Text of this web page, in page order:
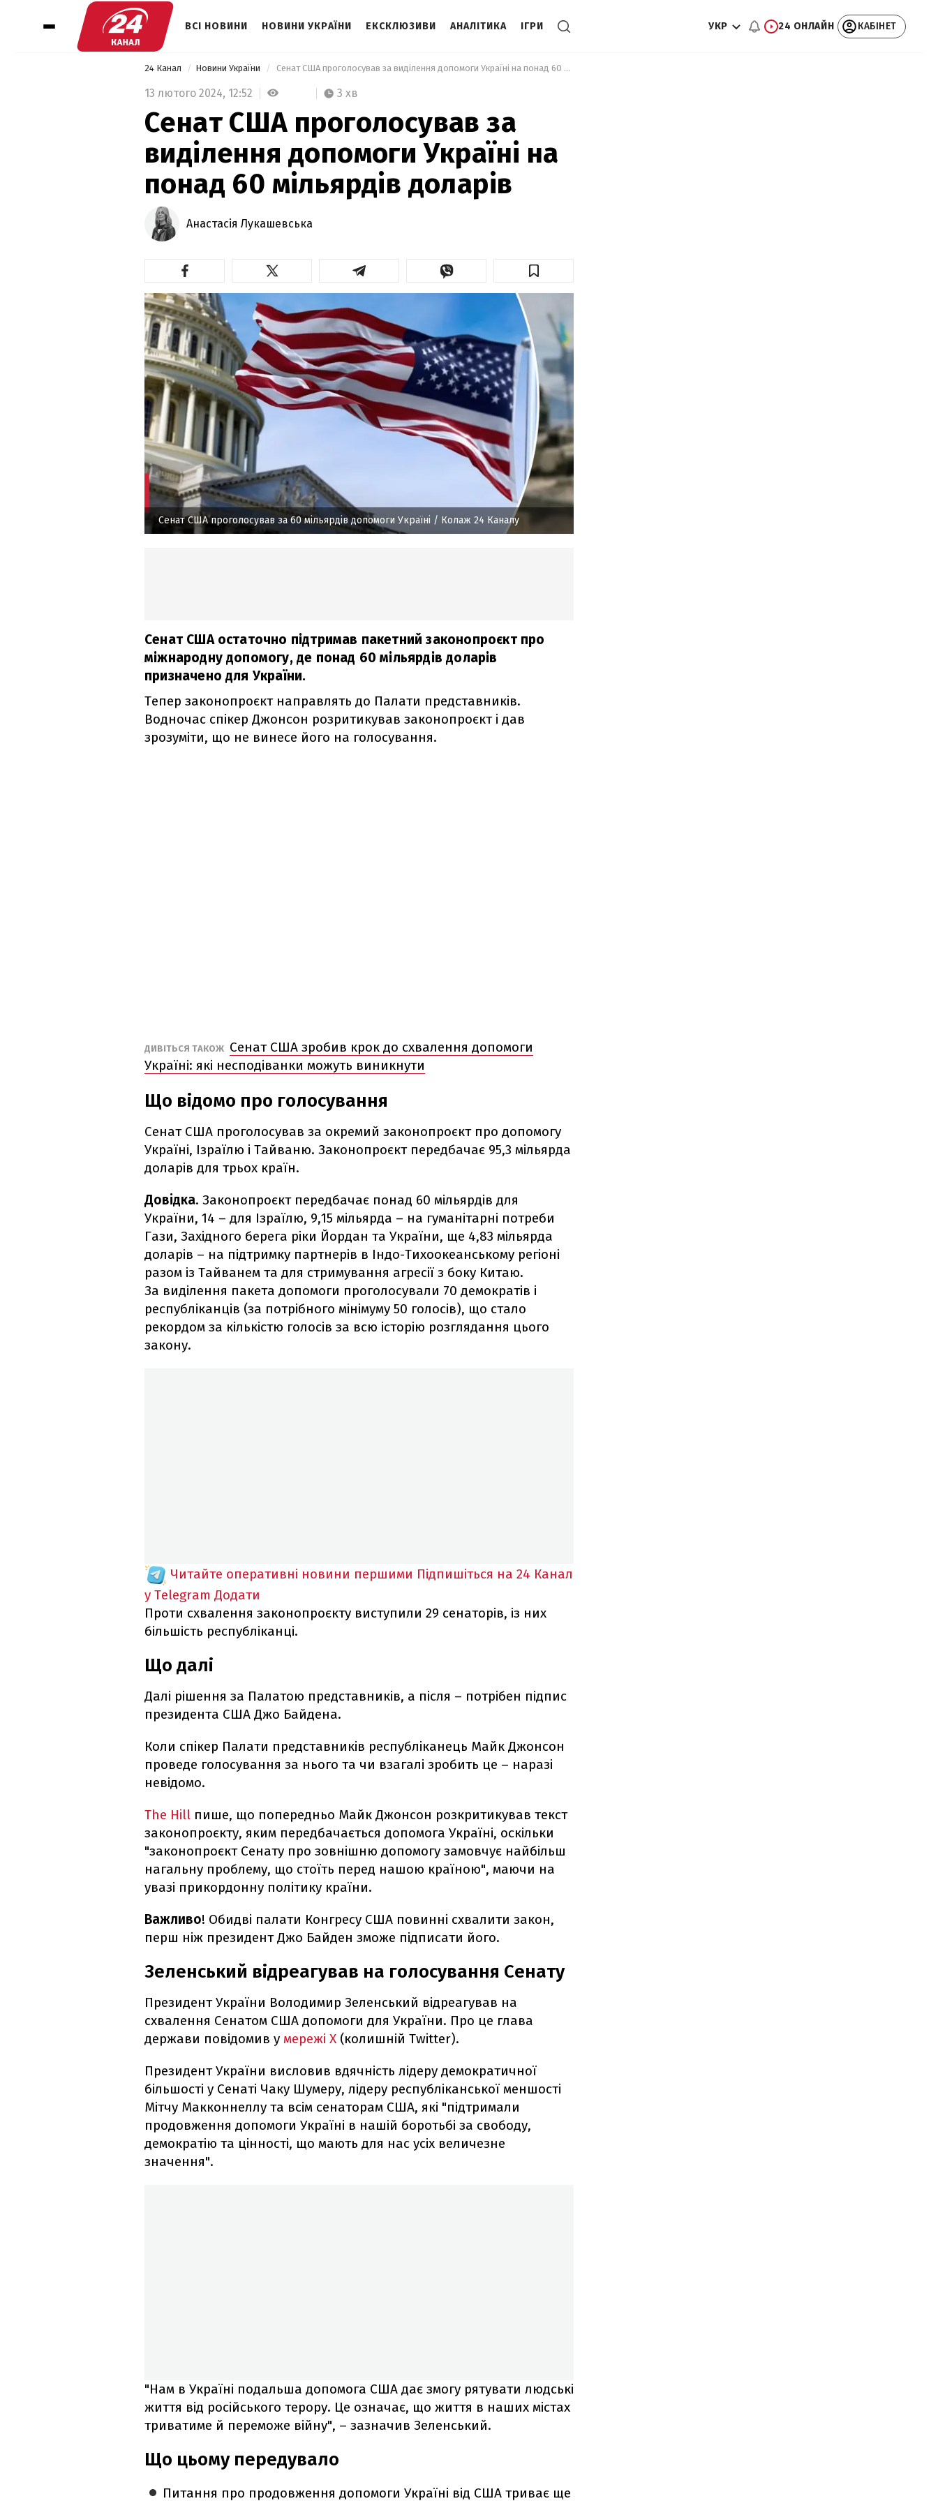
ВСІ НОВИНИ НОВИНИ УКРАЇНИ ЕКСКЛЮЗИВИ АНАЛІТИКА ІГРИ УКР 24 ОНЛАЙН КАБІНЕТ
24 Канал Новини України Сенат США проголосував за виділення допомоги Україні на понад 60 мільярдів доларів
13 лютого 2024, 12:52 3 хв
Сенат США проголосував за
виділення допомоги Україні на
понад 60 мільярдів доларів
Анастасія Лукашевська
Сенат США проголосував за 60 мільярдів допомоги Україні / Колаж 24 Каналу
Сенат США остаточно підтримав пакетний законопроєкт про
міжнародну допомогу, де понад 60 мільярдів доларів
призначено для України.
Тепер законопроєкт направлять до Палати представників.
Водночас спікер Джонсон розритикував законопроєкт і дав
зрозуміти, що не винесе його на голосування.
ДИВІТЬСЯ ТАКОЖ Сенат США зробив крок до схвалення допомоги
Україні: які несподіванки можуть виникнути
Що відомо про голосування
Сенат США проголосував за окремий законопроєкт про допомогу
Україні, Ізраїлю і Тайваню. Законопроєкт передбачає 95,3 мільярда
доларів для трьох країн.
Довідка. Законопроєкт передбачає понад 60 мільярдів для
України, 14 – для Ізраїлю, 9,15 мільярда – на гуманітарні потреби
Гази, Західного берега ріки Йордан та України, ще 4,83 мільярда
доларів – на підтримку партнерів в Індо-Тихоокеанському регіоні
разом із Тайванем та для стримування агресії з боку Китаю.
За виділення пакета допомоги проголосували 70 демократів і
республіканців (за потрібного мінімуму 50 голосів), що стало
рекордом за кількістю голосів за всю історію розглядання цього
закону.
Читайте оперативні новини першими Підпишіться на 24 Канал
у Telegram Додати
Проти схвалення законопроєкту виступили 29 сенаторів, із них
більшість республіканці.
Що далі
Далі рішення за Палатою представників, а після – потрібен підпис
президента США Джо Байдена.
Коли спікер Палати представників республіканець Майк Джонсон
проведе голосування за нього та чи взагалі зробить це – наразі
невідомо.
The Hill пише, що попередньо Майк Джонсон розкритикував текст
законопроєкту, яким передбачається допомога Україні, оскільки
"законопроєкт Сенату про зовнішню допомогу замовчує найбільш
нагальну проблему, що стоїть перед нашою країною", маючи на
увазі прикордонну політику країни.
Важливо! Обидві палати Конгресу США повинні схвалити закон,
перш ніж президент Джо Байден зможе підписати його.
Зеленський відреагував на голосування Сенату
Президент України Володимир Зеленський відреагував на
схвалення Сенатом США допомоги для України. Про це глава
держави повідомив у мережі X (колишній Twitter).
Президент України висловив вдячність лідеру демократичної
більшості у Сенаті Чаку Шумеру, лідеру республіканської меншості
Мітчу Макконнеллу та всім сенаторам США, які "підтримали
продовження допомоги Україні в нашій боротьбі за свободу,
демократію та цінності, що мають для нас усіх величезне
значення".
"Нам в Україні подальша допомога США дає змогу рятувати людські
життя від російського терору. Це означає, що життя в наших містах
триватиме й переможе війну", – зазначив Зеленський.
Що цьому передувало
Питання про продовження допомоги Україні від США триває ще